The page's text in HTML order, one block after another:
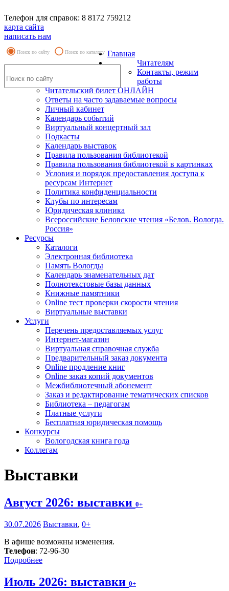
Телефон для справок: 8 8172 759212
карта сайта
написать нам
Поиск по сайту Поиск по каталогу Главная
Читателям
Контакты, режим
работы
Читательский билет ОНЛАЙН
Ответы на часто задаваемые вопросы
Личный кабинет
Календарь событий
Виртуальный концертный зал
Подкасты
Календарь выставок
Правила пользования библиотекой
Правила пользования библиотекой в картинках
Условия и порядок предоставления доступа к
ресурсам Интернет
Политика конфиденциальности
Клубы по интересам
Юридическая клиника
Всероссийские Беловские чтения «Белов. Вологда.
Россия»
Ресурсы
Каталоги
Электронная библиотека
Память Вологды
Календарь знаменательных дат
Полнотекстовые базы данных
Книжные памятники
Online тест проверки скорости чтения
Виртуальные выставки
Услуги
Перечень предоставляемых услуг
Интернет-магазин
Виртуальная справочная служба
Предварительный заказ документа
Online продление книг
Online заказ копий документов
Межбиблиотечный абонемент
Заказ и редактирование тематических списков
Библиотека – педагогам
Платные услуги
Бесплатная юридическая помощь
Конкурсы
Вологодская книга года
Коллегам
Выставки
Август 2026: выставки 0+
30.07.2026 Выставки, 0+
В афише возможны изменения.
Телефон: 72-96-30
Подробнее
Июль 2026: выставки 0+